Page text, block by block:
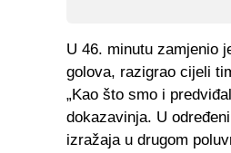
U 46. minutu zamjenio
golova, razigrao cijeli
„Kao što smo i
dokazavinja. U
izražaja u drugom